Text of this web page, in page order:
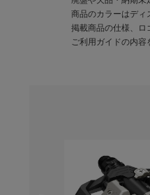
商品のカラーはディ
掲載商品の仕様、ロ
ご利用ガイドの内容